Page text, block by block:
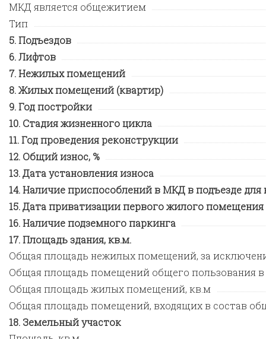
МКД является общежитием
Тип
Подъездов
Лифтов
Нежилых помещений
Жилых помещений (квартир)
Год постройки
Стадия жизненного цикла
Год проведения реконструкции
Общий износ, %
Дата установления износа
Наличие приспособлений в МКД в подъезде
Дата приватизации первого жилого помещения
Наличие подземного паркинга
Площадь здания, кв.м.
Общая площадь нежилых помещений, за
Общая площадь помещений общего пользования
Общая площадь жилых помещений, кв.м
Общая площадь помещений, входящих в состав
Земельный участок